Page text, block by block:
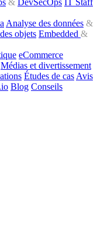
& DevSecOps IT Staff
Analyse des données &
objets Embedded &
eCommerce
Médias et divertissement
Études de cas Avis
Blog Conseils